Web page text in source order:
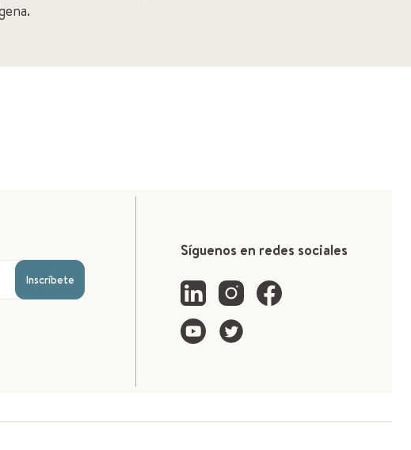
Inscríbete
Síguenos en redes sociales